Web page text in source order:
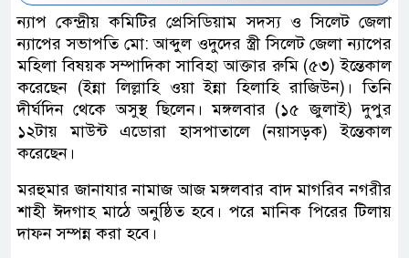
ন্যাপ কেন্দ্রীয় কমিটির প্রেসিডিয়াম সদস্য ও সিলেট জেলা
ন্যাপের সভাপতি মো: আব্দুল ওদুদের স্ত্রী সিলেট জেলা ন্যাপের
মহিলা বিষয়ক সম্পাদিকা সাবিহা আক্তার রুমি (৫৩) ইন্তেকাল
করেছেন (ইন্না লিল্লাহি ওয়া ইন্না হিলাহি রাজিউন)। তিনি
দীর্ঘদিন থেকে অসুস্থ ছিলেন। মঙ্গলবার (১৫ জুলাই) দুপুর
১২টায় মাউন্ট এডোরা হাসপাতালে (নয়াসড়ক) ইন্তেকাল
করেছেন।
মরহুমার জানাযার নামাজ আজ মঙ্গলবার বাদ মাগরিব নগরীর
শাহী ঈদগাহ মাঠে অনুষ্ঠিত হবে। পরে মানিক পিরের টিলায়
দাফন সম্পন্ন করা হবে।